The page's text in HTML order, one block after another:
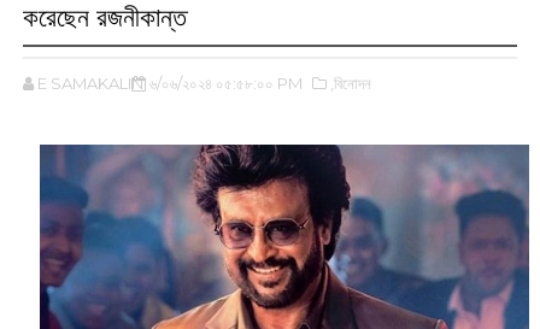
করেছেন রজনীকান্ত
E SAMAKALIN ৬/০৬/২০২৪ ০৫:৫৮:০০ PM ,বিনোদন